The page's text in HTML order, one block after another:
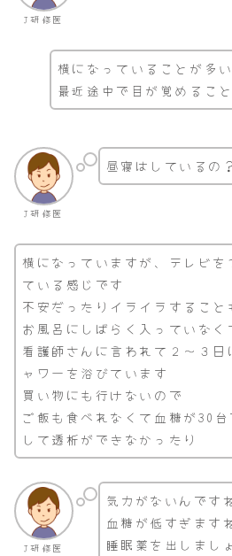
J研修医
横になっていることが多
最近途中で目が覚めるこ
J研修医
昼寝はしているの？
横になっていますが、テレビを
ている感じです
不安だったりイライラすること
お風呂にしばらく入っていなく
看護師さんに言われて２～３日
ャワーを浴びています
買い物にも行けないので
ご飯も食べれなくて血糖が30台
して透析ができなかったり
J研修医
気力がないんです
血糖が低すぎます
睡眠薬を出しまし